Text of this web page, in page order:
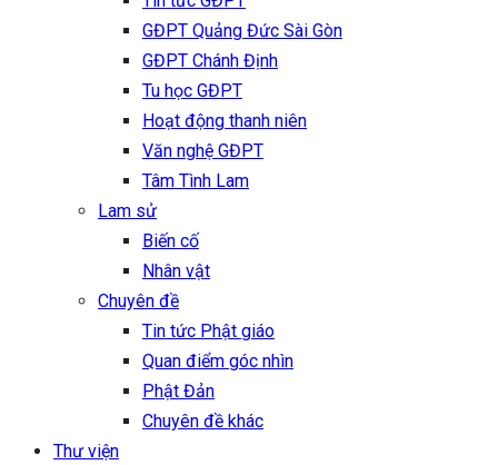
GĐPT Quảng Đức Sài Gòn
GĐPT Chánh Định
Tu học GĐPT
Hoạt động thanh niên
Văn nghệ GĐPT
Tâm Tình Lam
Lam sử
Biến cố
Nhân vật
Chuyên đề
Tin tức Phật giáo
Quan điểm góc nhìn
Phật Đản
Chuyên đề khác
Thư viện